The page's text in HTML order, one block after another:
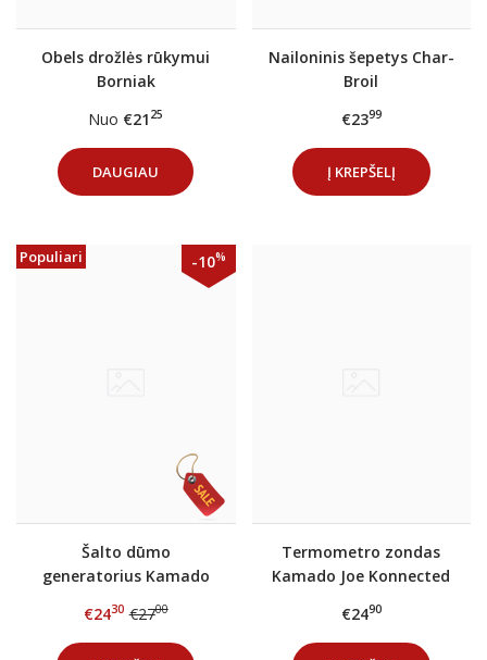
Obels drožlės rūkymui
Borniak
Nuo €21 25
DAUGIAU
Nailoninis šepetys Char-
Broil
€2399
Į KREPŠELĮ
Populiari -10%
Šalto dūmo
generatorius Kamado
€2430 €2700
Termometro zondas
Kamado Joe Konnected
€2490